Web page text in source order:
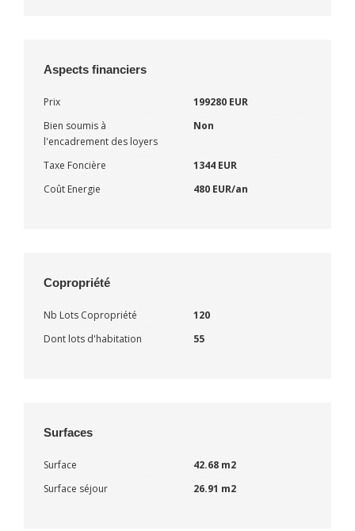
Aspects financiers
Prix
199280 EUR
Bien soumis à
l'encadrement des loyers
Non
Taxe Foncière
1344 EUR
Coût Energie
480 EUR/an
Copropriété
Nb Lots Copropriété
120
Dont lots d'habitation
55
Surfaces
Surface
42.68 m2
Surface séjour
26.91 m2